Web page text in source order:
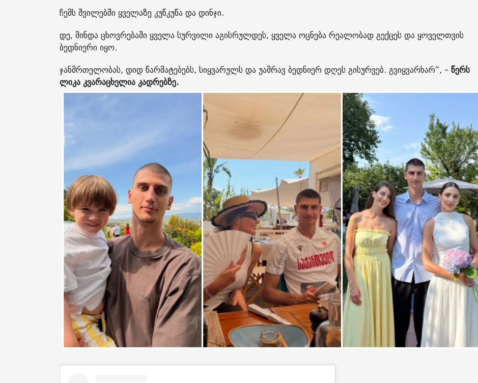
ჩემს შვილებში ყველაზე კუწკუწა და დინჯი.
დე, მინდა ცხოვრებაში ყველა სურვილი აგისრულდეს, ყველა ოცნება რეალობად გექცეს და ყოველთვის
ბედნიერი იყო.
ჯანმრთელობას, დიდ წარმატებებს, სიყვარულს და უამრავ ბედნიერ დღეს გისურვებ. გვიყვარხარ“, - წერს
ლიკა კვარაცხელია კადრებზე.